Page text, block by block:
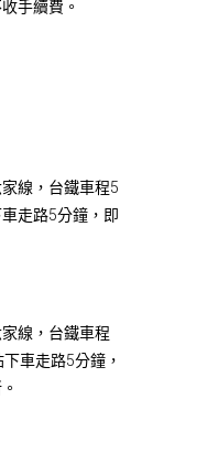
手續費。
線，台鐵車程5
走路5分鐘，即
線，台鐵車程
車走路5分鐘，